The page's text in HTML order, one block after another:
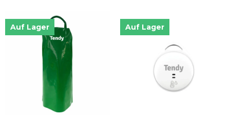
Auf Lager Auf Lager